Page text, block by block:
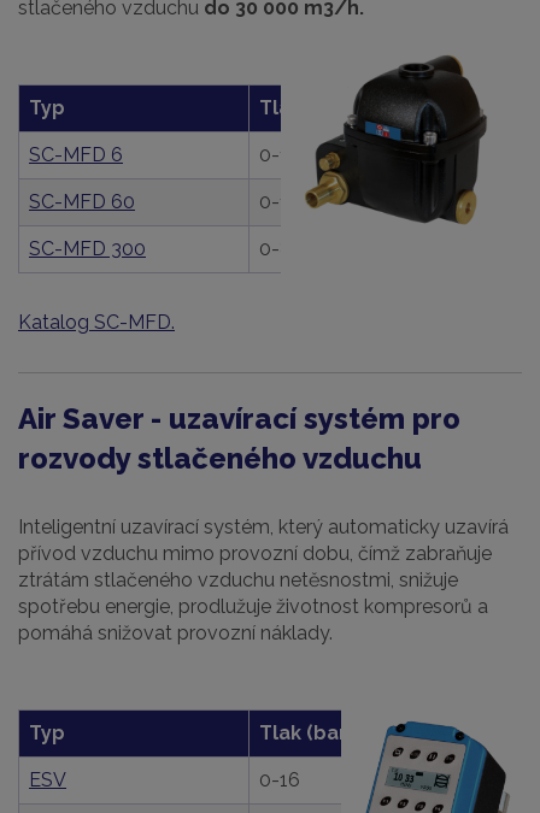
stlačeného vzduchu do 30 000 m3/h.
Typ Tlak (bar) Připojení
SC-MFD 6 0-16 G 1/2"
SC-MFD 60 0-16 G 1/2"
SC-MFD 300 0-80
Katalog SC-MFD.
Air Saver - uzavírací systém pro
rozvody stlačeného vzduchu
Inteligentní uzavírací systém, který automaticky uzavírá
přívod vzduchu mimo provozní dobu, čímž zabraňuje
ztrátám stlačeného vzduchu netěsnostmi, snižuje
spotřebu energie, prodlužuje životnost kompresorů a
pomáhá snižovat provozní náklady.
Typ Tlak (bar) Připojení
ESV 0-16 G 1", G 2"